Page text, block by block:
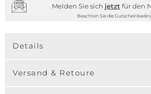
Melden Sie sich jetzt für den
Beachten Sie die
Details
Versand & Retoure